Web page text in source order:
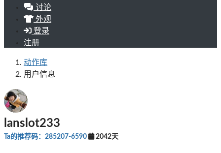
讨论
外观
登录
注册
动作库
用户信息
lanslot233
Ta的推荐码：285207-6590 2042天